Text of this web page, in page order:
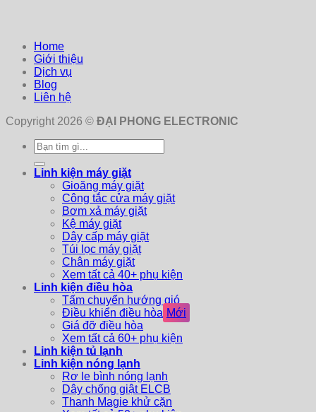
Home
Giới thiệu
Dịch vụ
Blog
Liên hệ
Copyright 2026 © ĐẠI PHONG ELECTRONIC
Tìm
kiếm:
Linh kiện máy giặt
Gioăng máy giặt
Công tắc cửa máy giặt
Bơm xả máy giặt
Kệ máy giặt
Dây cấp máy giặt
Túi lọc máy giặt
Chân máy giặt
Xem tất cả 40+ phụ kiện
Linh kiện điều hòa
Tấm chuyển hướng gió
Điều khiển điều hòa
Giá đỡ điều hòa
Xem tất cả 60+ phụ kiện
Linh kiện tủ lạnh
Linh kiện nóng lạnh
Rơ le bình nóng lạnh
Dây chống giật ELCB
Thanh Magie khử cặn